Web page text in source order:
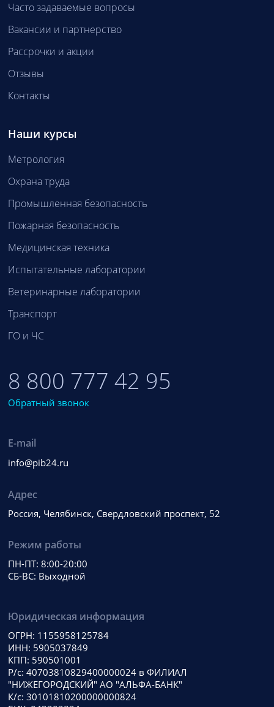
Часто задаваемые вопросы
Вакансии и партнерство
Рассрочки и акции
Отзывы
Контакты
Наши курсы
Метрология
Охрана труда
Промышленная безопасность
Пожарная безопасность
Медицинская техника
Испытательные лаборатории
Ветеринарные лаборатории
Транспорт
ГО и ЧС
8 800 777 42 95
Обратный звонок
E-mail
info@pib24.ru
Адрес
Россия, Челябинск, Свердловский проспект, 52
Режим работы
ПН-ПТ: 8:00-20:00
СБ-ВС: Выходной
Юридическая информация
ОГРН: 1155958125784
ИНН: 5905037849
КПП: 590501001
Р/с: 40703810829400000024 в ФИЛИАЛ
"НИЖЕГОРОДСКИЙ" АО "АЛЬФА-БАНК"
К/с: 30101810200000000824